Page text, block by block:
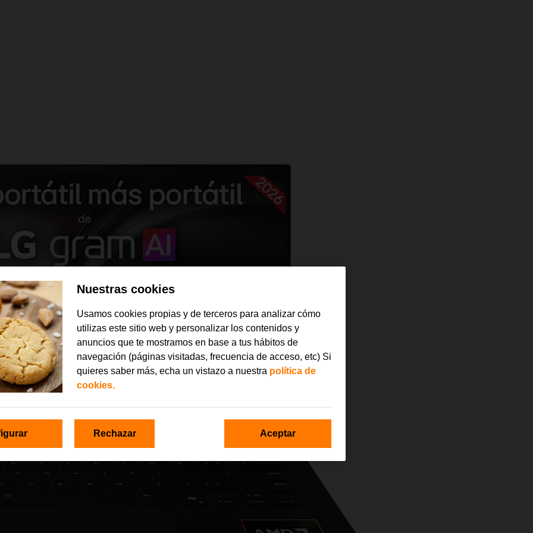
Nuestras cookies
Usamos cookies propias y de terceros para analizar cómo
utilizas este sitio web y personalizar los contenidos y
anuncios que te mostramos en base a tus hábitos de
navegación (páginas visitadas, frecuencia de acceso, etc) Si
quieres saber más, echa un vistazo a nuestra política de
cookies.
Rechazar Aceptar